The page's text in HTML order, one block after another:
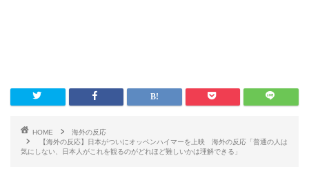
HOME
海外の反応
【海外の反応】日本がついにオッペンハイマーを上映 海外の反応「普通の人は
気にしない、日本人がこれを観るのがどれほど難しいかは理解できる」